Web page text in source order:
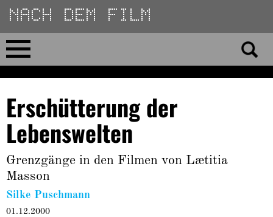
Direkt
zum
Inhalt
Home
No 23
No 01–22
Essays
Erschütterung der
Lebenswelten
Grenzgänge in den Filmen von Lætitia
Masson
Silke Puschmann
01.12.2000